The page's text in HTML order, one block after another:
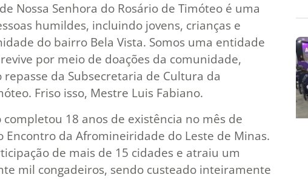
Nossa Senhora do Rosário de Timóteo é uma
humildes, incluindo jovens, crianças e
do bairro Bela Vista. Somos uma entidade
por meio de doações da comunidade,
da Subsecretaria de Cultura da
Friso isso, Mestre Luis Fabiano.
18 anos de existência no mês de
Encontro da Afromineiridade do Leste de Minas.
de mais de 15 cidades e atraiu um
mil congadeiros, sendo custeado inteiramente